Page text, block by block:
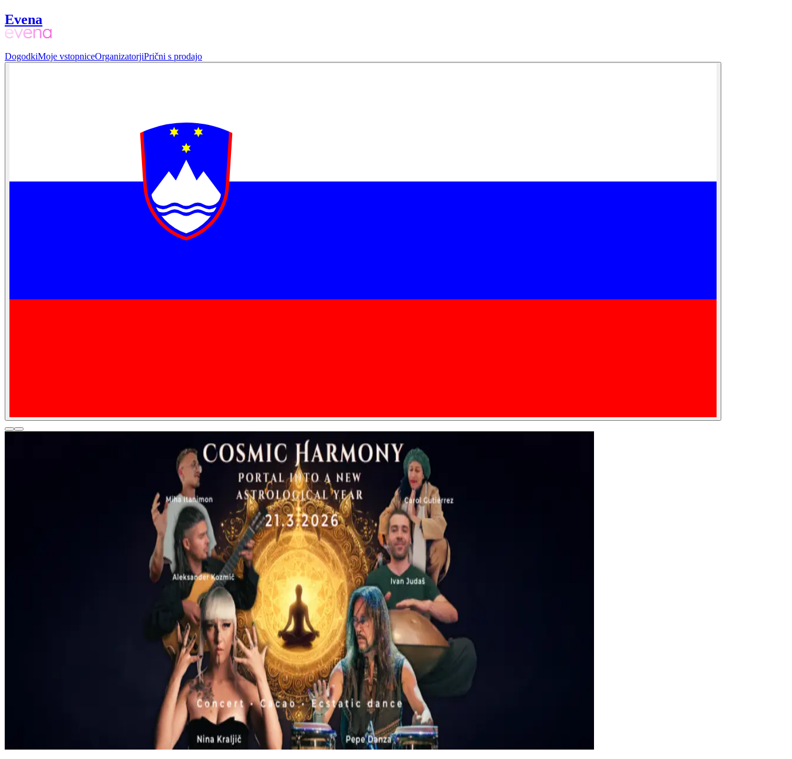
Evena
DogodkiMoje vstopniceOrganizatorjiPrični s prodajo